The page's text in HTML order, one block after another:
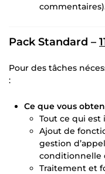
Pack Standard –
Pour des tâches
:
Ce que vous
Tout ce qui est
Ajout de
gestion
conditionnelle
Traitement et